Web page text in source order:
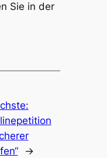
Sie in der
→